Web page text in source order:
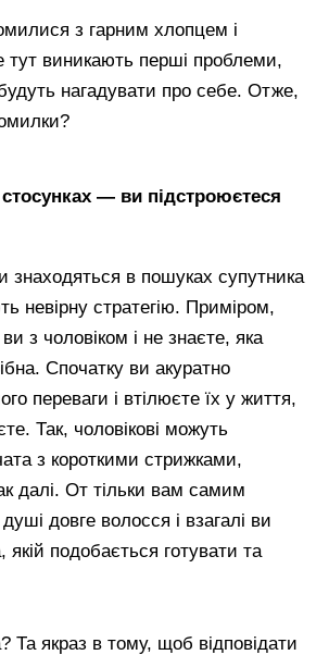
з гарним хлопцем і
тут виникають перші проблеми,
будуть нагадувати про себе. Отже,
— ви підстроюєтеся
знаходяться в пошуках супутника
невірну стратегію. Приміром,
з чоловіком і не знаєте, яка
Спочатку ви акуратно
переваги і втілюєте їх у життя,
Так, чоловікові можуть
з короткими стрижками,
далі. От тільки вам самим
довге волосся і взагалі ви
якій подобається готувати та
Та якраз в тому, щоб відповідати